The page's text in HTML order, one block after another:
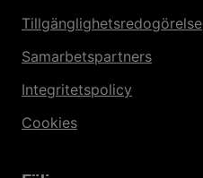
Tillgänglighetsredogörelse
Samarbetspartners
Integritetspolicy
Cookies